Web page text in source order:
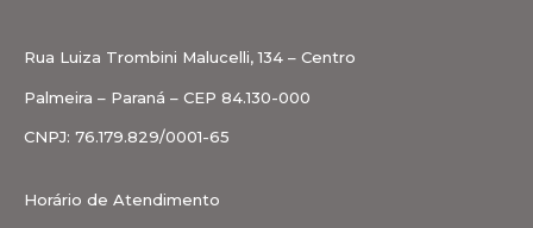
Rua Luiza Trombini Malucelli, 134 – Centro
Palmeira – Paraná – CEP 84.130-000
CNPJ: 76.179.829/0001-65
Horário de Atendimento